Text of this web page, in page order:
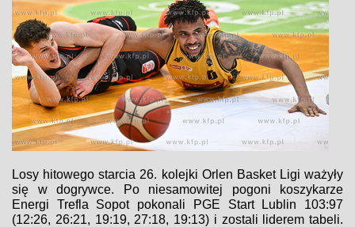
Losy hitowego starcia 26. kolejki Orlen Basket Ligi ważyły
się w dogrywce. Po niesamowitej pogoni koszykarze
Energi Trefla Sopot pokonali PGE Start Lublin 103:97
(12:26, 26:21, 19:19, 27:18, 19:13) i zostali liderem tabeli.